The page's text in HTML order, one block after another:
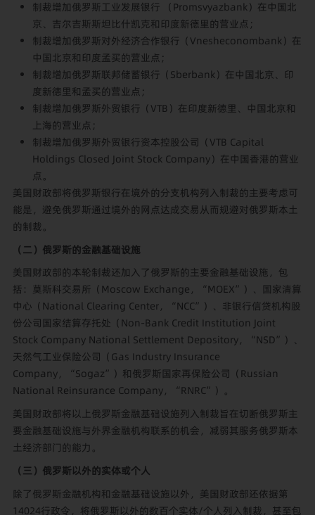
制裁增加俄罗斯工业发展银行 （Promsvyazbank）在中国北
京、吉尔吉斯斯坦比什凯克和印度新德里的 营业点；
制裁增加俄罗斯对外经济合作银行（Vnesheconombank）在
中国北京和印度孟买的营业点；
制裁增加俄罗斯联邦储蓄银行（Sberbank）在中国北京、印
度新德里和孟买的营业点；
制裁增加俄罗斯外贸银行（VTB）在印度新德里、中国北京和
上海的营业点；
制裁增加俄罗斯外贸银行资本控股公司（VTB Capital
Holdings Closed Joint Stock Company）在中国香港的营业
点。
美国财政部将俄罗斯银行在境外的分支机构列入制裁的主要考虑可
能是，避免俄罗斯通过境外的网点达成交易从而规避对俄罗斯本土
的制裁。
（二）俄罗斯的金融基础设施
美国财政部的本轮制裁还加入了俄罗斯的主要金融基础设施，包
括：莫斯科交易所（Moscow Exchange，“MOEX”）、国家清算
中心（National Clearing Center，“NCC”）、非银行信贷机构股
份公司国家结算存托处（Non-Bank Credit Institution Joint
Stock Company National Settlement Depository，“NSD”）、
天然气工业保险公司（Gas Industry Insurance
Company，“Sogaz”）和俄罗斯国家再保险公司（Russian
National Reinsurance Company，“RNRC”）。
美国财政部将以上俄罗斯金融基础设施列入制裁旨在切断俄罗斯主
要金融基础设施与外界金融机构联系的机会，减弱其服务俄罗斯本
土经济部门的能力。
（三）俄罗斯以外的实体或个人
除了俄罗斯金融机构和金融基础设施以外，美国财政部还依据第
14024行政令，将俄罗斯以外的数百个实体/个人列入制裁，甚至包